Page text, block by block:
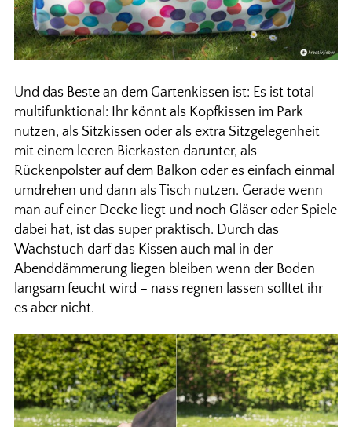
Und das Beste an dem Gartenkissen ist: Es ist total
multifunktional: Ihr könnt als Kopfkissen im Park
nutzen, als Sitzkissen oder als extra Sitzgelegenheit
mit einem leeren Bierkasten darunter, als
Rückenpolster auf dem Balkon oder es einfach einmal
umdrehen und dann als Tisch nutzen. Gerade wenn
man auf einer Decke liegt und noch Gläser oder Spiele
dabei hat, ist das super praktisch. Durch das
Wachstuch darf das Kissen auch mal in der
Abenddämmerung liegen bleiben wenn der Boden
langsam feucht wird – nass regnen lassen solltet ihr
es aber nicht.